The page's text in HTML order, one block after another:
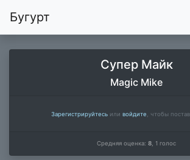
Бугурт
Супер Майк
Magic Mike
Зарегистрируйтесьили войдите , чтобы
Средняя оценка: 8 1 голос